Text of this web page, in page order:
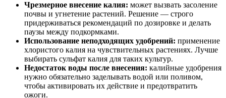
Чрезмерное внесение калия: может вызвать засоление
почвы и угнетение растений. Решение — строго
придерживаться рекомендаций по дозировке и делать
паузы между подкормками.
Использование неподходящих удобрений: применение
хлористого калия на чувствительных растениях. Лучше
выбирать сульфат калия для таких культур.
Недостаток воды после внесения: калийные удобрения
нужно обязательно заделывать водой или поливом,
чтобы активировать их действие и предотвратить
ожоги.